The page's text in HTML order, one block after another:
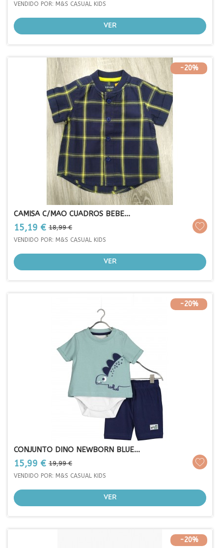
base
VENDIDO POR: M&S CASUAL KIDS
VER
-20%
CAMISA C/MAO CUADROS BEBE...
Prezo
15,19 € Prezo
base
18,99 €
VENDIDO POR: M&S CASUAL KIDS
VER
-20%
CONJUNTO DINO NEWBORN BLUE...
Prezo
15,99 € Prezo
base
19,99 €
VENDIDO POR: M&S CASUAL KIDS
VER
-20%